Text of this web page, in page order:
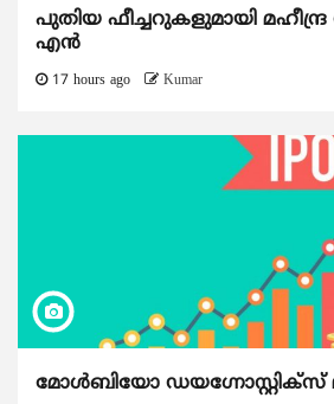
പുതിയ ഫീച്ചറുകളുമായി
എൻ
17 hours ago Kumar
മോൾബിയോ ഡയഗ്നോസ്റ്റിക്സ്